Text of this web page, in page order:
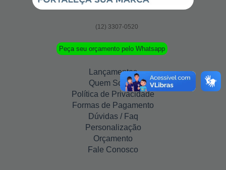
(12) 3307-0520
Peça seu orçamento pelo Whatsapp
Lançamentos
Quem Somos
Política de Privacidade
Formas de Pagamento
Dúvidas / Faq
Personalização
Orçamento
Fale Conosco